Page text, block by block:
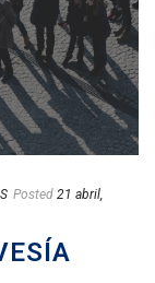
Posted 21 abril,